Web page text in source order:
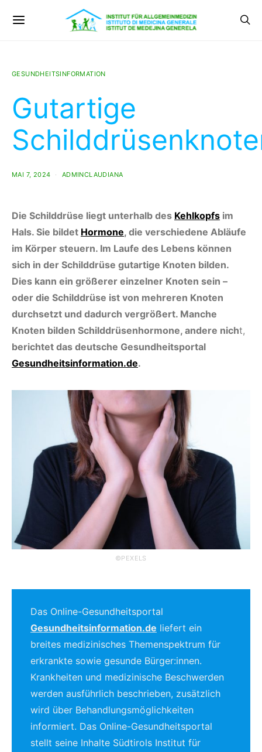
GESUNDHEITSINFORMATION
Gutartige
MAI 7, 2024 ADMINCLAUDIANA
Die Schilddrüse liegt unterhalb des Kehlkopfs im
Hals. Sie bildet Hormone, die verschiedene Abläufe
im Körper steuern. Im Laufe des Lebens können
sich in der Schilddrüse gutartige Knoten bilden.
Dies kann ein größerer einzelner Knoten sein –
oder die Schilddrüse ist von mehreren Knoten
durchsetzt und dadurch vergrößert. Manche
Knoten bilden Schilddrüsenhormone, andere nicht,
berichtet das deutsche Gesundheitsportal
Gesundheitsinformation.de.
©PEXELS
Das Online-Gesundheitsportal
Gesundheitsinformation.de liefert ein
breites medizinisches Themenspektrum für
erkrankte sowie gesunde Bürger:innen.
Krankheiten und medizinische Beschwerden
werden ausführlich beschrieben, zusätzlich
wird über Behandlungsmöglichkeiten
informiert. Das Online-Gesundheitsportal
stellt seine Inhalte Südtirols Institut für